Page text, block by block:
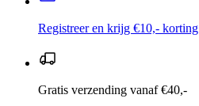
Registreer en krijg €10,- korting
Gratis verzending vanaf €40,-